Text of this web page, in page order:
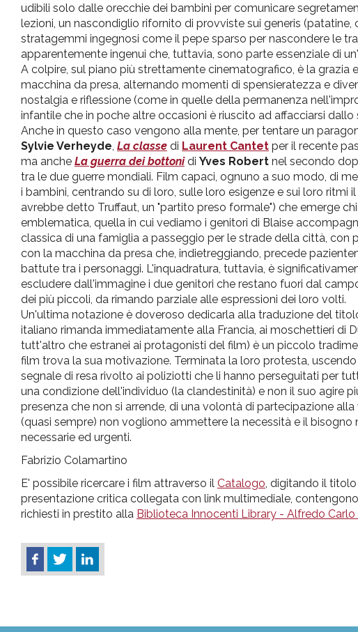
udibili solo dalle orecchie dei bambini per comunicare
lezioni, un nascondiglio rifornito di provviste sui generis (patatine,
stratagemmi ingegnosi come il pepe sparso per nascondere le
apparentemente ingenui che , tuttavia, sono parte essenziale di
A colpire, sul piano più strettamente cinematografico, è la grazia
macchina da presa, alternando momenti di spensieratezza e
nostalgia e riflessione (come in quelle della permanenza
infantile che in poche altre occasioni è riuscito ad affacciarsi
Anche in questo caso vengono alla mente, per tentare un
Sylvie Verheyde La classe di Laurent Cantet per il recente
ma anche La guerra deibottoni di Yves Robert nel secondo
tra le due guerre mondiali. Film capaci, ognuno a suo modo di
i bambini, centrando su di loro, sulle loro esigenze e sui loro ritmi il
avrebbe detto Truffaut, un "partito preso formale") che emerge
emblematica, quella in cui vediamo i genitori di Blaise
classica di una famiglia a passeggio per le strade della città, con
con la macchina da presa che , indietreggiando, precede
battute tra i personaggi. L'inquadratura, tuttavia, è
escludere dall'immagine i due genitori che restano fuori dal
dei più piccoli, da rimando parziale alle espressioni dei loro volti.
Un'ultima notazione è doveroso dedicarla alla traduzione del
italiano rimanda immediatamente alla Francia, ai moschettieri di
tutt'altro che estranei ai protagonisti del film) è un piccolo
film trova la sua motivazione. Terminata la loro protesta,
segnale di resa rivolto ai poliziotti che li hanno perseguitati per
una condizione dell'individuo (la clandestinità) e non il suo agire
presenza che non si arrende, di una volontà di partecipazione alla
(quasi sempre) non vogliono ammettere la necessità e il bisogno
necessarie ed urgenti.
Fabrizio Colamartino
E' possibile ricercare i film attraverso il Catalogo , digitando il
presentazione critica collegata con link multimediale,
richiesti in prestito alla Biblioteca Innocenti Library - Alfredo Carlo